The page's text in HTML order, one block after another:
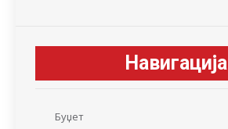
Навигација
Буџет